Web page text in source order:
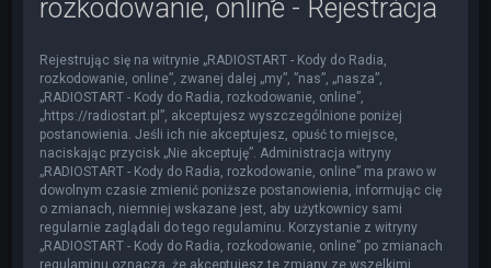
rozkodowanie, online - Rejestracja
Rejestrując się na witrynie „RADIOSTART - Kody do Radia,
rozkodowanie, online”, zwanej dalej „my”, ”nas”, „nasza”,
„RADIOSTART - Kody do Radia, rozkodowanie, online”,
„https://radiostart.pl”, akceptujesz wyszczególnione poniżej
postanowienia. Jeśli ich nie akceptujesz, opuść to miejsce,
naciskając przycisk „Nie akceptuję”. Administracja witryny
„RADIOSTART - Kody do Radia, rozkodowanie, online” ma prawo w
dowolnym czasie zmienić poniższe postanowienia, informując cię
o zmianach, niemniej wskazane jest, aby użytkownicy sami
regularnie zaglądali do tego regulaminu. Korzystanie z witryny
„RADIOSTART - Kody do Radia, rozkodowanie, online” po zmianach
regulaminu oznacza, że akceptujesz te zmiany ze wszelkimi